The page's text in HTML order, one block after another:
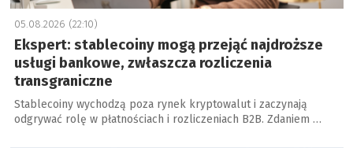
05.08.2026 (22:10)
Ekspert: stablecoiny mogą przejąć najdroższe
usługi bankowe, zwłaszcza rozliczenia
transgraniczne
Stablecoiny wychodzą poza rynek kryptowalut i zaczynają
odgrywać rolę w płatnościach i rozliczeniach B2B. Zdaniem …